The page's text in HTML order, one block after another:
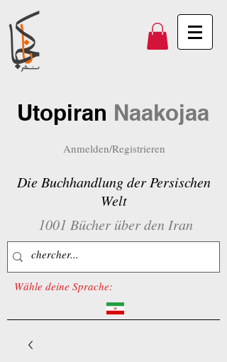
Utopiran Naakojaa
Anmelden/Registrieren
Die Buchhandlung der Persischen
Welt
1001 Bücher über den Iran
Wähle deine Sprache: